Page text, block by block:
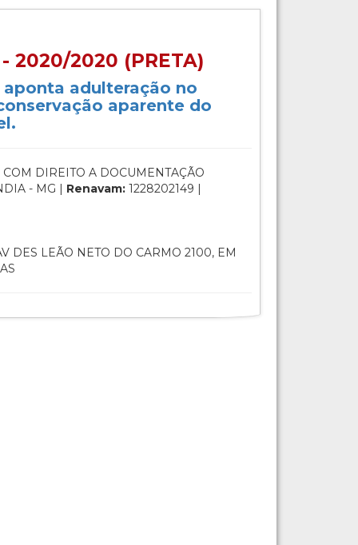
2020/2020 (PRETA)
adulteração no
aparente do
DIREITO A DOCUMENTAÇÃO
- MG | Renavam: 1228202149 |
DES LEÃO NETO DO CARMO 2100, EM